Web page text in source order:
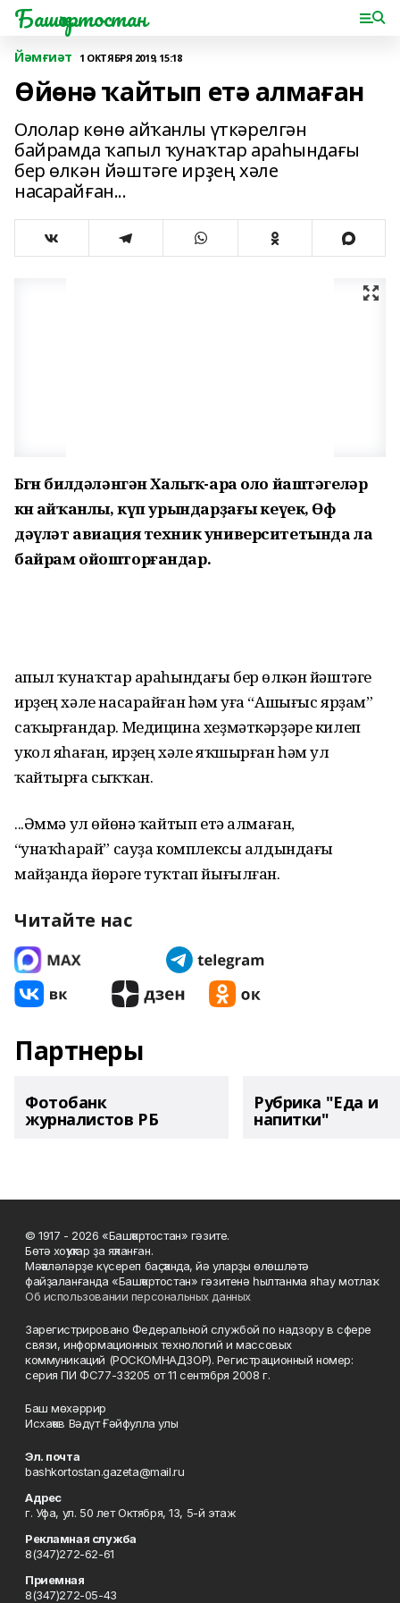
Башҡортостан
Йәмғиәт 1 ОКТЯБРЯ 2019, 15:18
Өйөнә ҡайтып етә алмаған
Ололар көнө айҡанлы үткәрелгән
байрамда ҡапыл ҡунаҡтар араһындағы
бер өлкән йәштәге ирҙең хәле
насарайған...
Бөгөн билдәләнгән Халыҡ-ара оло йаштәгеләр
көнө айҡанлы, күп урындарҙағы кеүек, Өфө
дәүләт авиация техник университетында ла
байрам ойошторғандар.
Ҡапыл ҡунаҡтар араһындағы бер өлкән йәштәге
ирҙең хәле насарайған һәм уға “Ашығыс ярҙам”
саҡырғандар. Медицина хеҙмәткәрҙәре килеп
укол яһаған, ирҙең хәле яҡшырған һәм ул
ҡайтырға сыҡҡан.
...Әммә ул өйөнә ҡайтып етә алмаған,
“Ҡунаҡһарай” сауҙа комплексы алдындағы
майҙанда йөрәге туҡтап йығылған.
Читайте нас
Партнеры
Фотобанк
журналистов РБ
Рубрика "Еда и
напитки"
© 1917 - 2026 «Башҡортостан» гәзите.
Бөтә хоҡуҡтар ҙа яҡланған.
Мәҡәләләрҙе күсереп баҫҡанда, йә уларҙы өлөшләтә
файҙаланғанда «Башҡортостан» гәзитенә һылтанма яһау мотлаҡ.
Об использовании персональных данных
Зарегистрировано Федеральной службой по надзору в сфере
связи, информационных технологий и массовых
коммуникаций (РОСКОМНАДЗОР). Регистрационный номер:
серия ПИ ФС77-33205 от 11 сентября 2008 г.
Баш мөхәррир
Исхаҡов Вәдүт Ғәйфулла улы
Эл. почта
bashkortostan.gazeta@mail.ru
Адрес
г. Уфа, ул. 50 лет Октября, 13, 5-й этаж
Рекламная служба
8(347)272-62-61
Приемная
8(347)272-05-43